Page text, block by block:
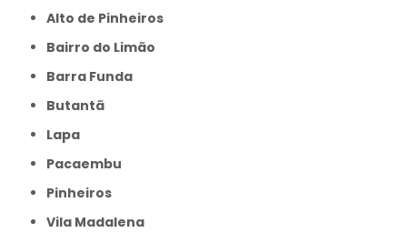
Alto de Pinheiros
Bairro do Limão
Barra Funda
Butantã
Lapa
Pacaembu
Pinheiros
Vila Madalena